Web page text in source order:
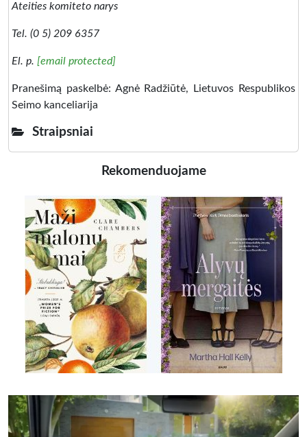
Ateities komiteto narys
Tel. (0 5) 209 6357
El. p. [email protected]
Pranešimą paskelbė: Agnė Radžiūtė, Lietuvos Respublikos
Seimo kanceliarija
Straipsniai
Rekomenduojame